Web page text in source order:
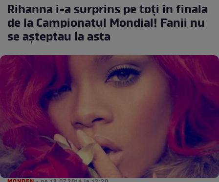
Rihanna i-a surprins pe toţi în finala
de la Campionatul Mondial! Fanii nu
se aşteptau la asta